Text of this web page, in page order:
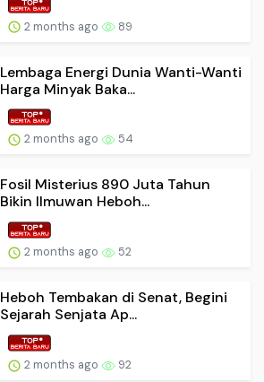
2 months ago 89
Lembaga Energi Dunia Wanti-Wanti
Harga Minyak Baka...
2 months ago 54
Fosil Misterius 890 Juta Tahun
Bikin Ilmuwan Heboh...
2 months ago 52
Heboh Tembakan di Senat, Begini
Sejarah Senjata Ap...
2 months ago 92